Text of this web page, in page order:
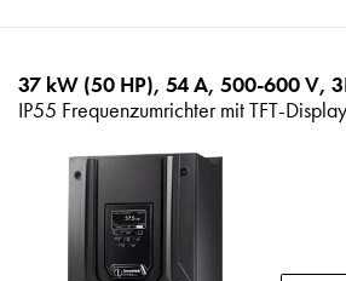
37 kW (50 HP), 54 A, 500-600 V,
IP55 Frequenzumrichter mit TFT-